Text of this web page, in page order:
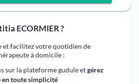
ECORMIER ?
et facilitez votre quotidien de
à domicile :
sur la plateforme gudule etgérez
toute simplicité